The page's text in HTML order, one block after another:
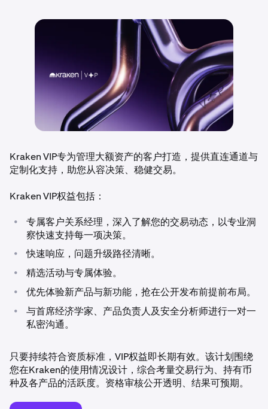
Kraken VIP专为管理大额资产的客户打造，提供直连通道与
定制化支持，助您从容决策、稳健交易。
Kraken VIP权益包括：
•
专属客户关系经理，深入了解您的交易动态，以专业洞
察快速支持每一项决策。
• 快速响应，问题升级路径清晰。
• 精选活动与专属体验。
• 优先体验新产品与新功能，抢在公开发布前提前布局。
•
与首席经济学家、产品负责人及安全分析师进行一对一
私密沟通。
只要持续符合资质标准，VIP权益即长期有效。该计划围绕
您在Kraken的使用情况设计，综合考量交易行为、持有币
种及各产品的活跃度。资格审核公开透明、结果可预期。